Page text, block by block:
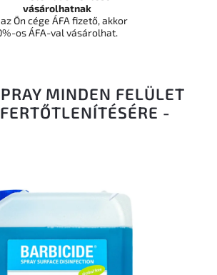
MINDEN FELÜLET
-
vásárolhatnak
Ön cége ÁFA fizető, akkor
os ÁFA-val vásárolhat.